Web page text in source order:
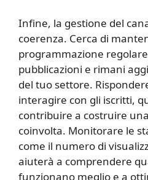
Infine, la gestione del
coerenza. Cerca di
programmazione
pubblicazioni e rimani
del tuo settore.
interagire con gli iscritti,
contribuire a costruire
coinvolta. Monitorare le
come il numero di
aiuterà a comprendere
funzionano meglio e a